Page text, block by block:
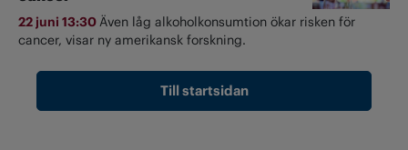
22 juni 13:30Även låg alkoholkonsumtion ökar risken för
cancer, visar ny amerikansk forskning.
Till startsidan